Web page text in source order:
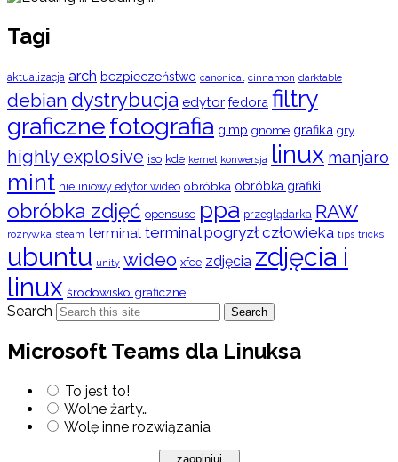
Tagi
aktualizacja arch bezpieczeństwo canonical cinnamon darktable
debian dystrybucja edytor fedora filtry
graficznefotografia gimp gnome grafika gry
highly explosive iso kde kernel konwersja linux manjaro
mint nieliniowy edytor wideo obróbka obróbka grafiki
obróbka zdjęć opensuse ppa przeglądarka RAW
rozrywka steam terminal terminal pogryzł człowieka tips tricks
ubuntu unity wideo xfce zdjęcia zdjęcia i
linux środowisko graficzne
Search Search
Microsoft Teams dla Linuksa
To jest to!
Wolne żarty…
Wolę inne rozwiązania